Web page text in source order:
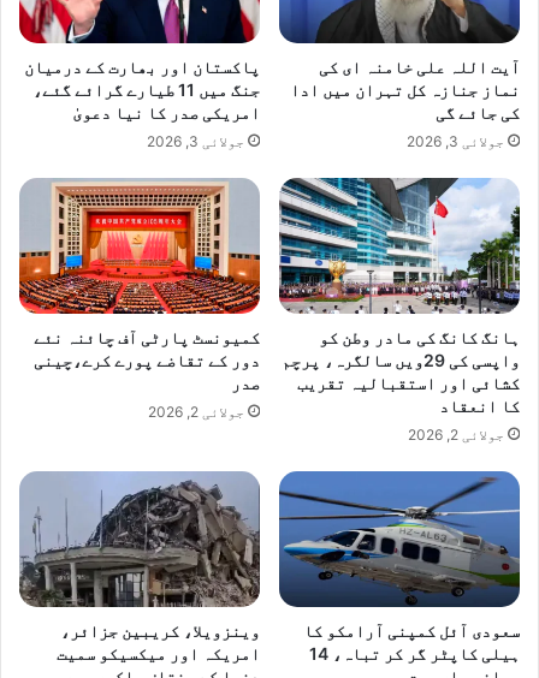
آیت اللہ علی خامنہ ای کی
نماز جنازہ کل تہران میں ادا
کی جائے گی
جولائی 3, 2026
پاکستان اور بھارت کے درمیان
جنگ میں 11 طیارے گرائے گئے،
امریکی صدر کا نیا دعویٰ
جولائی 3, 2026
ہانگ کانگ کی مادر وطن کو
واپسی کی 29ویں سالگرہ، پرچم
کشائی اور استقبالیہ تقریب
کا انعقاد
جولائی 2, 2026
کمیونسٹ پارٹی آف چائنہ نئے
دور کے تقاضے پورے کرے،چینی
صدر
جولائی 2, 2026
سعودی آئل کمپنی آرامکو کا
ہیلی کاپٹر گر کر تباہ، 14
وینزویلا، کریبین جزائر،
امریکہ اور میکسیکو سمیت